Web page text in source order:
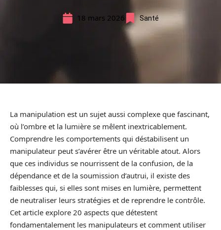
18 mars 2026 Santé
La manipulation est un sujet aussi complexe que fascinant,
où l’ombre et la lumière se mêlent inextricablement.
Comprendre les comportements qui déstabilisent un
manipulateur peut s’avérer être un véritable atout. Alors
que ces individus se nourrissent de la confusion, de la
dépendance et de la soumission d’autrui, il existe des
faiblesses qui, si elles sont mises en lumière, permettent
de neutraliser leurs stratégies et de reprendre le contrôle.
Cet article explore 20 aspects que détestent
fondamentalement les manipulateurs et comment utiliser